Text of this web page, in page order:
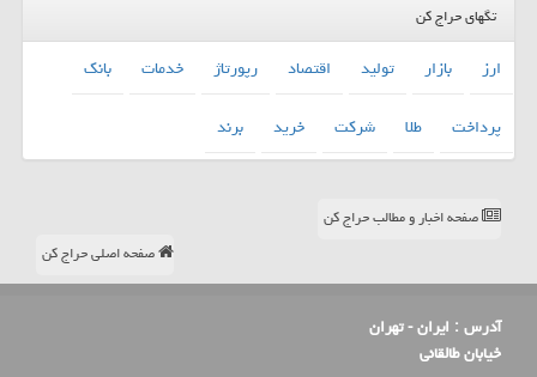
تگهای حراج کن
ارز بازار تولید اقتصاد رپورتاژ خدمات
بانك
پرداخت
طلا شركت خرید برند
صفحه اخبار و مطالب حراج کن
صفحه اصلی حراج کن
آدرس : ایران - تهران
خیابان طالقانی